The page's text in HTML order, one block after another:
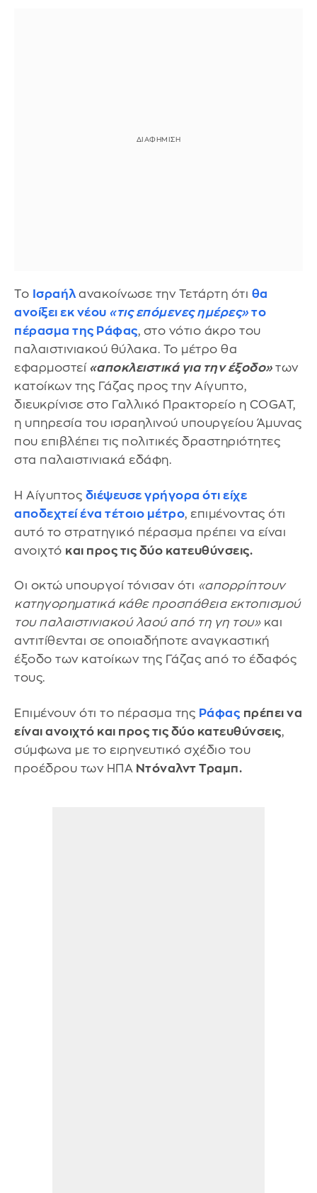
Το Ισραήλ ανακοίνωσε την Τετάρτη ότι θα
ανοίξει εκ νέου «τις επόμενες ημέρες» το
πέρασμα της Ράφας, στο νότιο άκρο του
παλαιστινιακού θύλακα. Το μέτρο θα
εφαρμοστεί «αποκλειστικά για την έξοδο» των
κατοίκων της Γάζας προς την Αίγυπτο,
διευκρίνισε στο Γαλλικό Πρακτορείο η COGAT,
η υπηρεσία του ισραηλινού υπουργείου Άμυνας
που επιβλέπει τις πολιτικές δραστηριότητες
στα παλαιστινιακά εδάφη.
Η Αίγυπτος διέψευσε γρήγορα ότι είχε
αποδεχτεί ένα τέτοιο μέτρο, επιμένοντας ότι
αυτό το στρατηγικό πέρασμα πρέπει να είναι
ανοιχτό και προς τις δύο κατευθύνσεις.
Οι οκτώ υπουργοί τόνισαν ότι «απορρίπτουν
κατηγορηματικά κάθε προσπάθεια εκτοπισμού
του παλαιστινιακού λαού από τη γη του» και
αντιτίθενται σε οποιαδήποτε αναγκαστική
έξοδο των κατοίκων της Γάζας από το έδαφός
τους.
Επιμένουν ότι το πέρασμα της Ράφας πρέπει να
είναι ανοιχτό και προς τις δύο κατευθύνσεις,
σύμφωνα με το ειρηνευτικό σχέδιο του
προέδρου των ΗΠΑ Ντόναλντ Τραμπ.